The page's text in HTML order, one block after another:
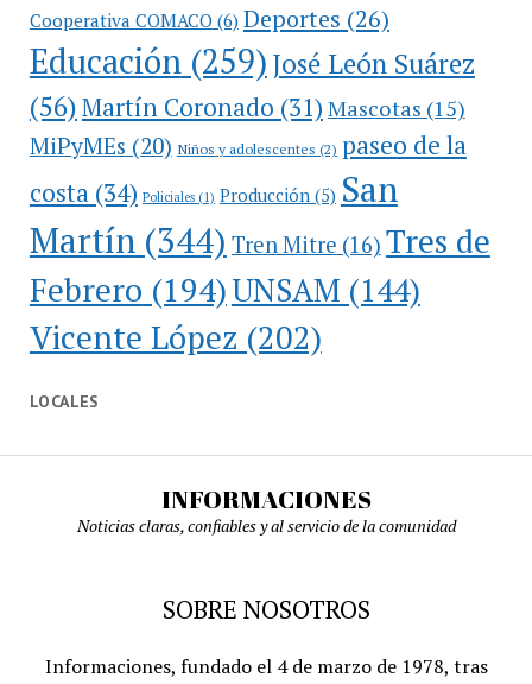
Cooperativa COMACO(6) Deportes (26)
Educación(259)José León Suárez
(56)Martín Coronado (31) Mascotas (15)
MiPyMEs (20) Niños y adolescentes (2) paseo de la
costa(34) Policiales(1) Producción(5) San
Martín(344) Tren Mitre (16) Tres de
Febrero (194)UNSAM (144)
Vicente López (202)
LOCALES
INFORMACIONES
Noticias claras, confiables y al servicio de la comunidad
SOBRE NOSOTROS
Informaciones, fundado el 4 de marzo de 1978, tras